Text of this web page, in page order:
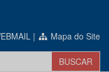
| Mapa do Site